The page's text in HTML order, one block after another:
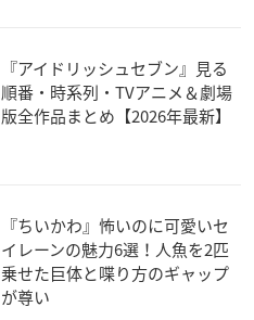
『アイドリッシュセブン』見る
順番・時系列・TVアニメ＆劇場
版全作品まとめ【2026年最新】
『ちいかわ』怖いのに可愛いセ
イレーンの魅力6選！人魚を2匹
乗せた巨体と喋り方のギャップ
が尊い